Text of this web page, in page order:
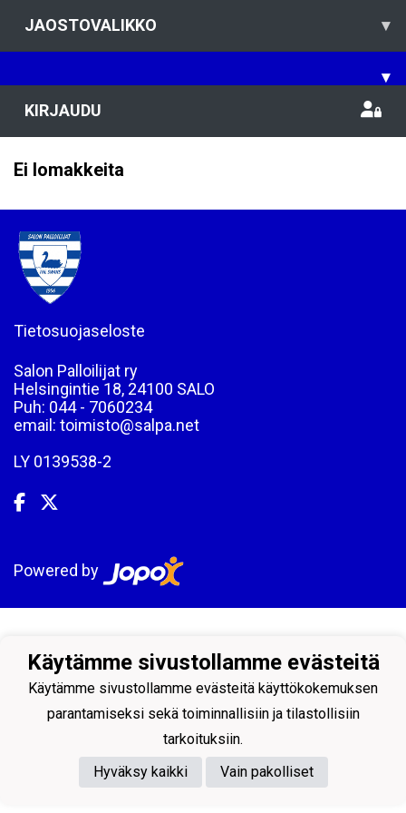
JAOSTOVALIKKO ▾
▾
KIRJAUDU
Ei lomakkeita
Tietosuojaseloste
Salon Palloilijat ry
Helsingintie 18, 24100 SALO
Puh: 044 - 7060234
email: toimisto@salpa.net
LY 0139538-2
Powered by
Käytämme sivustollamme evästeitä
Käytämme sivustollamme evästeitä käyttökokemuksen
parantamiseksi sekä toiminnallisiin ja tilastollisiin
tarkoituksiin.
Hyväksy kaikki
Vain pakolliset